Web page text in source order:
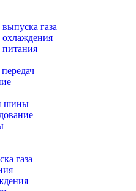
газа
шины
газа